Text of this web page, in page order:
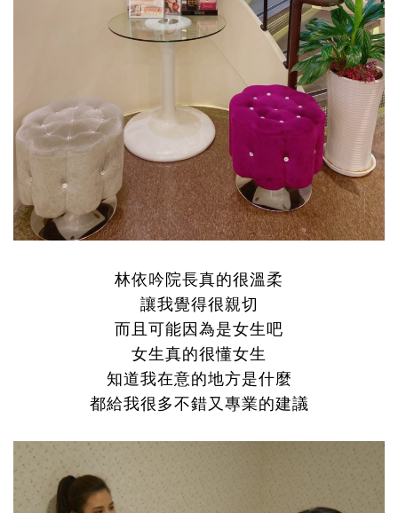
林依吟院長真的很溫柔
讓我覺得很親切
而且可能因為是女生吧
女生真的很懂女生
知道我在意的地方是什麼
都給我很多不錯又專業的建議